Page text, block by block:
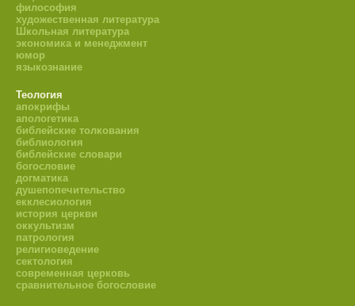
философия
художественная литература
Школьная литература
экономика и менеджмент
юмор
языкознание
Теология
апокрифы
апологетика
библейские толкования
библиология
библейские словари
богословие
догматика
душепопечительство
екклесиология
история церкви
оккультизм
патрология
религиоведение
сектология
современная церковь
сравнительное богословие